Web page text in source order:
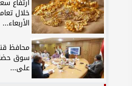
ارتفاع
خلال
الأربعاء...
محافظ
سوق
على...